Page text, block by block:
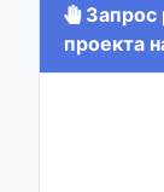
Запрос
проекта